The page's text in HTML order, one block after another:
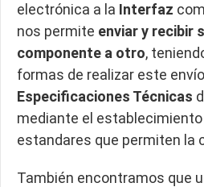
electrónica a la Interfaz
nos permite enviar y recibir
componente a otro,
formas de realizar este
Especificaciones Técnicas
mediante el
estandares que permiten la
También encontramos que